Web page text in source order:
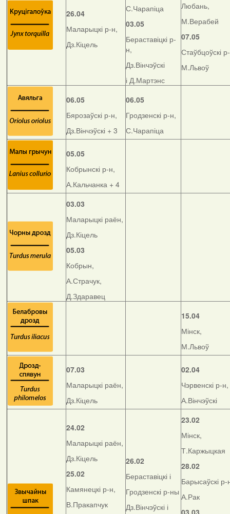
26.04
Маларыцкі р-н,
Дз.Кіцель
С.Чарапіца
03.05
Бераставіцкі р-
н,
Дз.Вінчэўскі
і Д.Мартэнс
Любань,
М.Верабей
07.05
Стаўбцоўскі
М.Львоў
06.05
Бярозаўскі р-н,
Дз.Вінчэўскі + 3
06.05
Гродзенскі р-н,
С.Чарапіца
05.05
Кобрынскі р-н,
А.Кальчанка + 4
03.03
Маларыцкі раён,
Дз.Кіцель
05.03
Кобрын,
А.Страчук,
Д.Здаравец
15.04
Мінск,
М.Львоў
07.03
Маларыцкі раён,
Дз.Кіцель
02.04
Чэрвенскі р-н,
А.Вінчэўскі
24.02
Маларыцкі раён,
Дз.Кіцель
25.02
Камянецкі р-н,
В.Пракапчук
26.02
Бераставіцкі і
Гродзенскі р-ны
Дз.Вінчэўскі і
23.02
Мінск,
Т.Каржыцкая
28.02
Барысаўскі р-
А.Рак
03.03